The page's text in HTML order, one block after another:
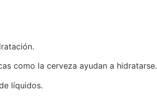
como la cerveza ayudan a hidratarse.
líquidos.